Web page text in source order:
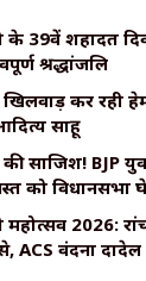
के 39वें शहादत
श्रद्धांजलि
खिलवाड़ कर रही
साहू
साजिश! BJP
को विधानसभा
2026:
वंदना दादेल